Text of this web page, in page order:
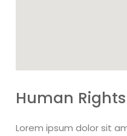
Human
Lorem ipsum dolor sit